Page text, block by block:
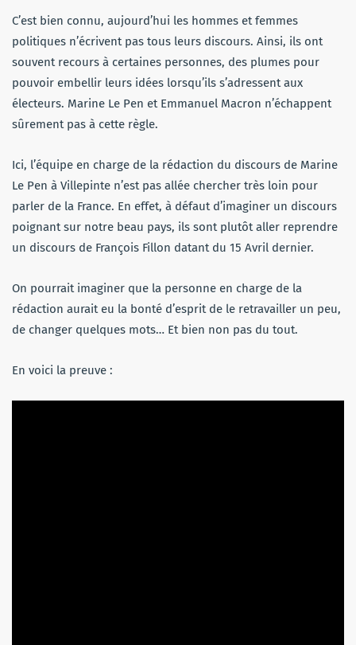
C’est bien connu, aujourd’hui les hommes et femmes
politiques n’écrivent pas tous leurs discours. Ainsi, ils ont
souvent recours à certaines personnes, des plumes pour
pouvoir embellir leurs idées lorsqu’ils s’adressent aux
électeurs. Marine Le Pen et Emmanuel Macron n’échappent
sûrement pas à cette règle.
Ici, l’équipe en charge de la rédaction du discours de Marine
Le Pen à Villepinte n’est pas allée chercher très loin pour
parler de la France. En effet, à défaut d’imaginer un discours
poignant sur notre beau pays, ils sont plutôt aller reprendre
un discours de François Fillon datant du 15 Avril dernier.
On pourrait imaginer que la personne en charge de la
rédaction aurait eu la bonté d’esprit de le retravailler un peu,
de changer quelques mots… Et bien non pas du tout.
En voici la preuve :